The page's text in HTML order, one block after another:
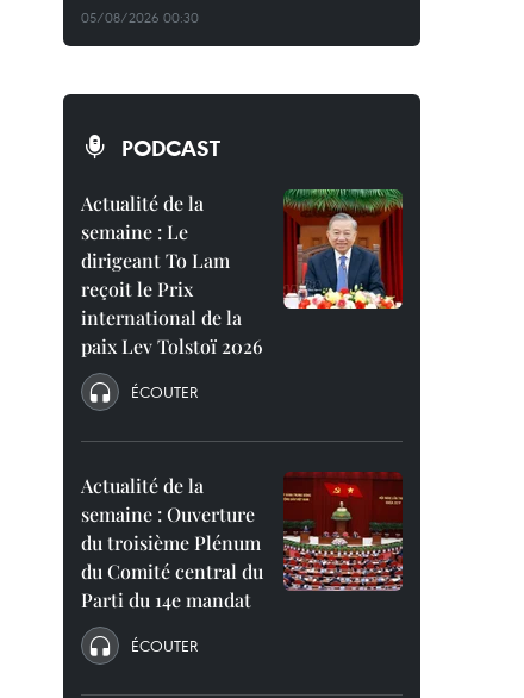
05/08/2026 00:30
PODCAST
Actualité de la
semaine : Le
dirigeant To Lam
reçoit le Prix
international de la
paix Lev Tolstoï 2026
ÉCOUTER
Actualité de la
semaine : Ouverture
du troisième Plénum
du Comité central du
Parti du 14e mandat
ÉCOUTER